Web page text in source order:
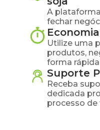
A plataforma
fechar
Utilize uma
produtos,
forma
Suporte
Receba
dedicada
processo de